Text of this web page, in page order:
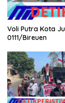
Voli Putra Kota
0111/Bireuen